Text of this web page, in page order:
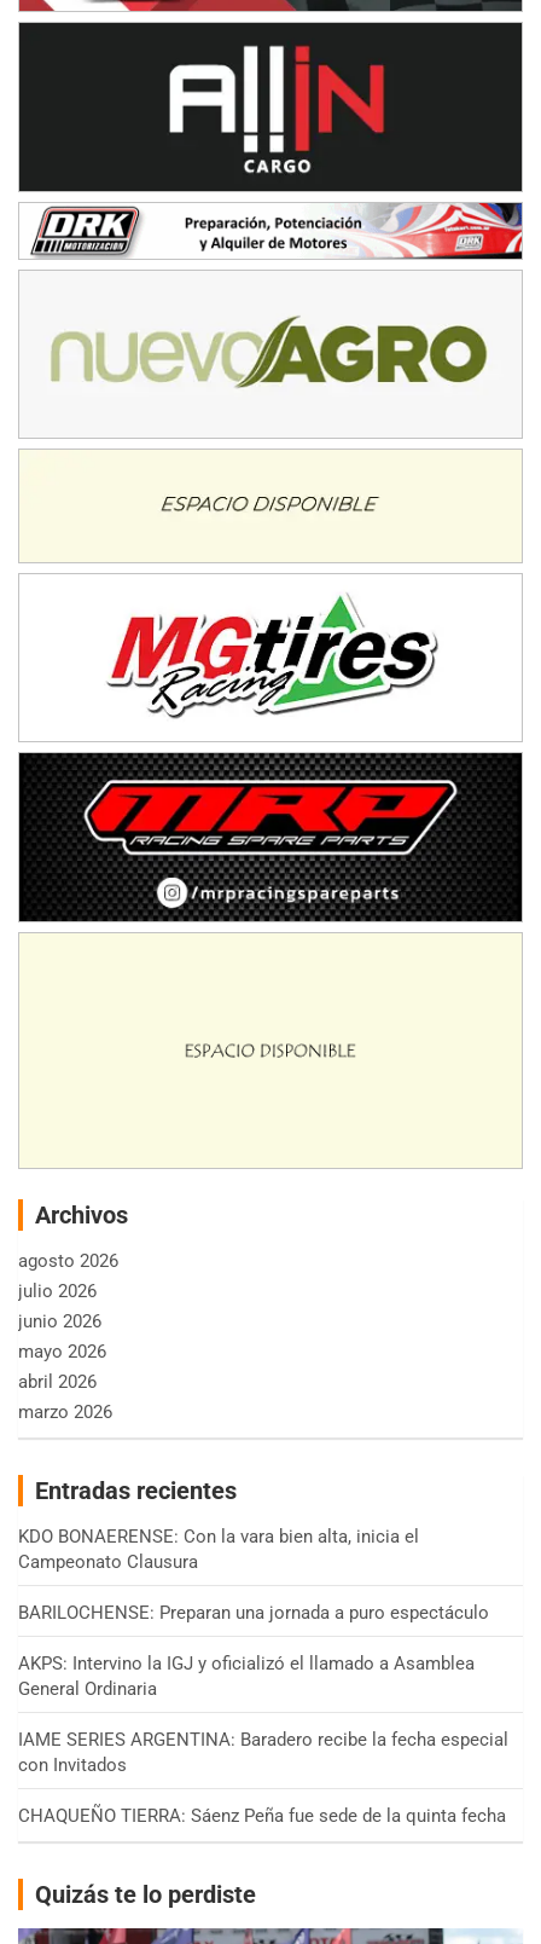
Archivos
agosto 2026
julio 2026
junio 2026
mayo 2026
abril 2026
marzo 2026
Entradas recientes
KDO BONAERENSE: Con la vara bien alta, inicia el
Campeonato Clausura
BARILOCHENSE: Preparan una jornada a puro espectáculo
AKPS: Intervino la IGJ y oficializó el llamado a Asamblea
General Ordinaria
IAME SERIES ARGENTINA: Baradero recibe la fecha especial
con Invitados
CHAQUEÑO TIERRA: Sáenz Peña fue sede de la quinta fecha
Quizás te lo perdiste